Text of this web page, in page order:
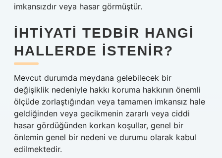
imkansızdır veya hasar görmüştür.
İHTIYATI TEDBIR HANGI
HALLERDE ISTENIR?
Mevcut durumda meydana gelebilecek bir
değişiklik nedeniyle hakkı koruma hakkının önemli
ölçüde zorlaştığından veya tamamen imkansız hale
geldiğinden veya gecikmenin zararlı veya ciddi
hasar gördüğünden korkan koşullar, genel bir
önlemin genel bir nedeni ve durumu olarak kabul
edilmektedir.